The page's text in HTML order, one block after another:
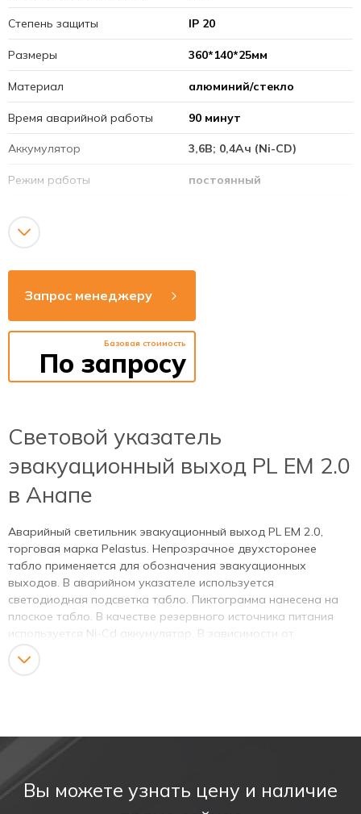
Степень защиты IP 20
Размеры 360*140*25мм
Материал алюминий/стекло
Время аварийной работы 90 минут
Аккумулятор 3,6В; 0,4Ач (Ni-CD)
Режим работы постоянный
Способ монтажа
накладной / подвесной /
способ монтажа стена
Яркость
Источник света
6 светодиодов зеленого
Время зарядки
аккумулятора
Запрос менеджеру
Базовая стоимость
По запросу
Световой указатель
эвакуационный выход PL EM 2.0
в Анапе
Аварийный светильник эвакуационный выход PL EM 2.0,
торговая марка Pelastus. Непрозрачное двухсторонее
табло применяется для обозначения эвакуационных
выходов. В аварийном указателе используется
светодиодная подсветка табло. Пиктограмма нанесена на
плоское табло. В качестве резервного источника питания
используется Ni-Cd аккумулятор. В зависимости от
аварийном режиме – 1,5 часа.
различных информационных целей.
Соответствует ГОСТ Р МЭК 60598-1, ГОСТ Р МЭК
60598-2-22.
Вы можете узнать цену и наличие